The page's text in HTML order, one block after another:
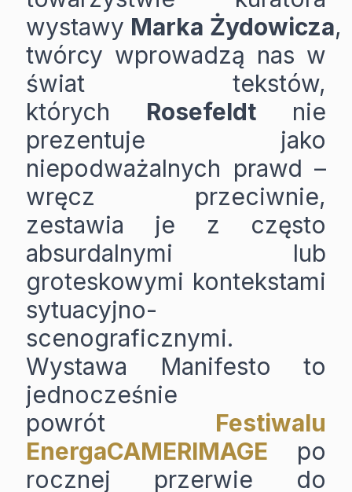
wystawy Marka Żydowicza,
twórcy wprowadzą nas w
świat tekstów,
których Rosefeldt nie
prezentuje jako
niepodważalnych prawd –
wręcz przeciwnie,
zestawia je z często
absurdalnymi lub
groteskowymi kontekstami
sytuacyjno-
scenograficznymi.
Wystawa Manifesto to
jednocześnie
powrót Festiwalu
EnergaCAMERIMAGE po
rocznej przerwie do